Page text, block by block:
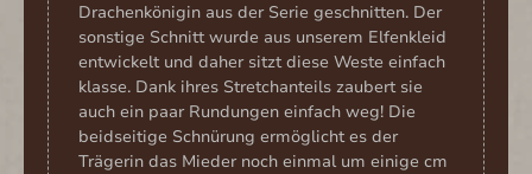
Drachenkönigin aus der Serie geschnitten. Der
sonstige Schnitt wurde aus unserem Elfenkleid
entwickelt und daher sitzt diese Weste einfach
klasse. Dank ihres Stretchanteils zaubert sie
auch ein paar Rundungen einfach weg! Die
beidseitige Schnürung ermöglicht es der
Trägerin das Mieder noch einmal um einige cm